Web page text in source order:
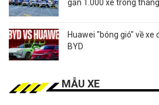
gần 1.000 xe trong
Huawei "bóng gió" về xe
BYD
MẪU XE